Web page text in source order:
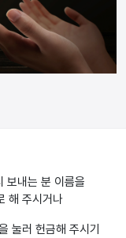
보내는 분 이름을
해 주시거나
눌러 헌금해 주시기